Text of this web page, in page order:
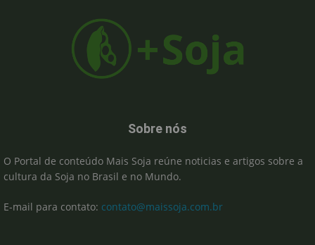
Sobre nós
O Portal de conteúdo Mais Soja reúne noticias e artigos sobre a
cultura da Soja no Brasil e no Mundo.
E-mail para contato: contato@maissoja.com.br